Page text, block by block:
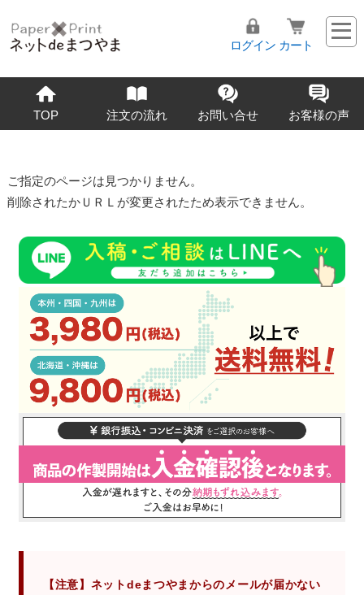
ログイン カート
TOP 注文の流れ お問い合せ お客様の声
ご指定のページは見つかりません。
削除されたかＵＲＬが変更されたため表示できません。
【注意】ネットdeまつやまからのメールが届かない